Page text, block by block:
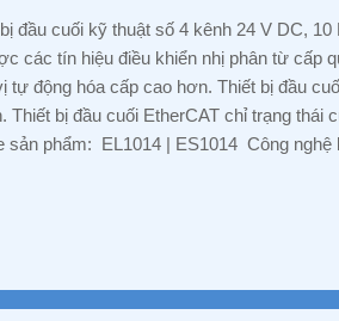
đầu cuối kỹ thuật số 4 kênh 24 V DC,
các tín hiệu điều khiển nhị phân từ cấp
tự động hóa cấp cao hơn. Thiết bị đầu
Thiết bị đầu cuối EtherCAT chỉ trạng thái
sản phẩm: EL1014 | ES1014 Công
61131-2, loại 3) Kiểu bộ lọc đầu vào.
Số 15, đường E, Khu chung cư Him
, TX. Dĩ An, Tỉnh ...